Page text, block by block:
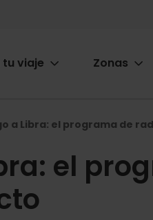
viaje Zonas
a Libra: el programa de
el